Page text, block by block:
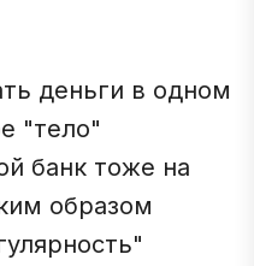
деньги в одном
"тело"
банк тоже на
образом